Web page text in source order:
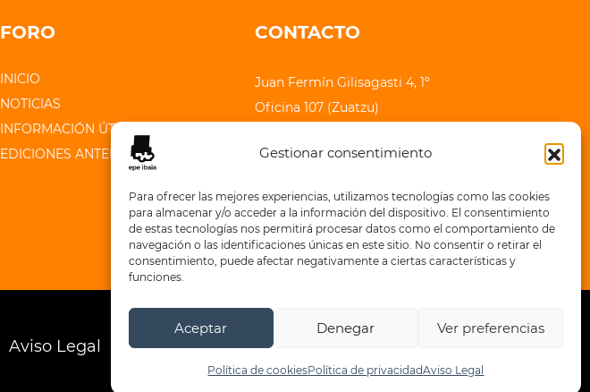
Gestionar consentimiento
Para ofrecer las mejores experiencias, utilizamos tecnologías como las cookies
para almacenar y/o acceder a la información del dispositivo. El consentimiento
de estas tecnologías nos permitirá procesar datos como el comportamiento de
navegación o las identificaciones únicas en este sitio. No consentir o retirar el
consentimiento, puede afectar negativamente a ciertas características y
funciones.
Aceptar Denegar Ver preferencias
Política de cookiesPolítica de privacidadAviso Legal
FORO
INICIO
NOTICIAS
INFORMACIÓN ÚTIL
EDICIONES ANTERIORES
CONTACTO
Juan Fermín Gilisagasti 4, 1º
Oficina 107 (Zuatzu)
+34 943 32 71 83
Aviso Legal Política de privacidad